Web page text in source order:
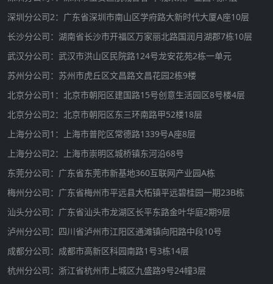
深圳分公司2：广东省深圳市南山区学府路大新时代大厦A座10层
长沙分公司：湖南省长沙市开福区万家丽北路国润月湖郡7栋10层
武汉分公司：武汉市洪山区民院路124号龙安花苑2栋一单元
苏州分公司：苏州市虎丘区文昌路文昌花园2栋9楼
北京分公司1：北京市朝阳区建国路15号创意生活园区8号楼4层
北京分公司2：北京市朝阳区东三环南路甲52楼18层
上海分公司1：上海市普陀区常德路1339号A座8层
上海分公司2：上海市崇明区城桥镇东河沿68号
东莞分公司：广东省东莞市新基地360互联网产业园A栋
梅州分公司：广东省梅州市平远县大柘镇平远碧桂园一期23B栋
汕头分公司：广东省汕头市龙湖区长平东路金叶华庭2期9层
泸州分公司：四川省泸州市江阳区通滩镇向阳路中段10号
成都分公司：成都市高新区科园南路1号3栋14层
杭州分公司：浙江省杭州市上城区九盛路9号24幢3层